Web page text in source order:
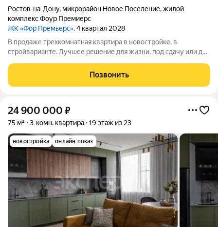
Ростов-на-Дону, микрорайон Новое Поселение,жилой
комплекс Фоур Премиерс
ЖК «Фор Премьерс», 4 квартал 2028
В продаже трехкомнатная квартира в новостройке, в
стройварианте. Лучшее решение для жизни, под сдачу или для
есть всё необходимое для жизни: просторная комната с
углублением, которое можно
Позвонить
24 900 000 ₽
75 м² 3-комн. квартира 19 этаж из 23
новостройка онлайн показ